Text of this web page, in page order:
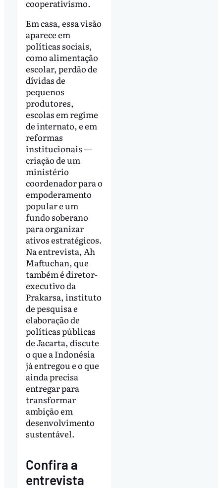
cooperativismo.
Em casa, essa visão
aparece em
políticas sociais,
como alimentação
escolar, perdão de
dívidas de
pequenos
produtores,
escolas em regime
de internato, e em
reformas
institucionais —
criação de um
ministério
coordenador para o
empoderamento
popular e um
fundo soberano
para organizar
ativos estratégicos.
Na entrevista, Ah
Maftuchan, que
também é diretor-
executivo da
Prakarsa, instituto
de pesquisa e
elaboração de
políticas públicas
de Jacarta, discute
o que a Indonésia
já entregou e o que
ainda precisa
entregar para
transformar
ambição em
desenvolvimento
sustentável.
Confira a
entrevista